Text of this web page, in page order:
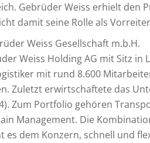
Gebrüder Weiss erhielt den
damit seine Rolle als
Weiss Gesellschaft m.b.H.
Weiss Holding AG mit Sitz
mit rund 8.600
Zuletzt erwirtschaftete das
Zum Portfolio gehören
Management. Die
es dem Konzern, schnell und